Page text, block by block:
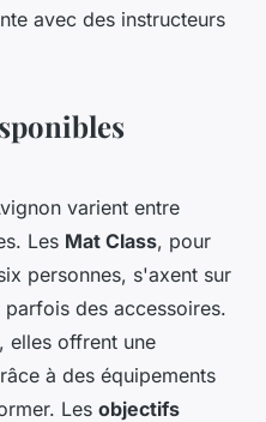
avec des instructeurs
varient entre
Les Mat Class, pour
personnes, s'axent sur
des accessoires.
elles offrent une
à des équipements
Les objectifs